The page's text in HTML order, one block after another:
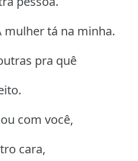
mulher tá na minha.
pra quê
com você,
cara,